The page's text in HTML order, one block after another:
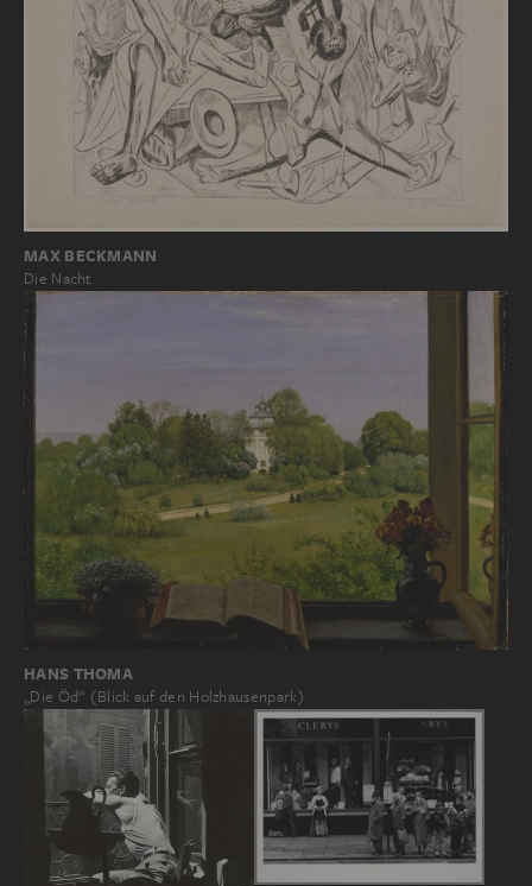
MAX BECKMANN
Die Nacht
HANS THOMA
„Die Öd“ (Blick auf den Holzhausenpark)